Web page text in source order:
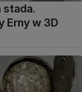
stada.
Erny w 3D